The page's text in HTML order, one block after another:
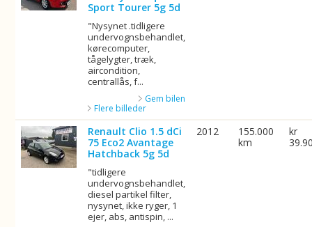
Sport Tourer 5g 5d
"Nysynet .tidligere
undervognsbehandlet,
kørecomputer,
tågelygter, træk,
aircondition,
centrallås, f...
Gem bilen
Flere billeder
Renault Clio 1.5 dCi
75 Eco2 Avantage
Hatchback 5g 5d
"tidligere
undervognsbehandlet,
diesel partikel filter,
nysynet, ikke ryger, 1
ejer, abs, antispin, ...
2012
155.000
km
kr